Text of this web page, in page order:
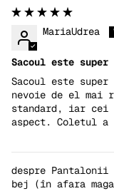
MariaUdrea
Sacoul este
Sacoul este
nevoie de el mai
standard, iar cei
aspect. Coletul
Pantalonii
bej